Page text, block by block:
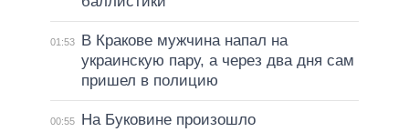
01:53
В Кракове мужчина напал на
украинскую пару, а через два дня сам
пришел в полицию
00:55
На Буковине произошло